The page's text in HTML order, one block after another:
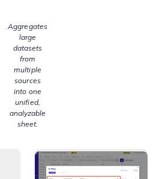
Aggregates
large
datasets
from
multiple
sources
into one
unified,
analyzable
sheet.